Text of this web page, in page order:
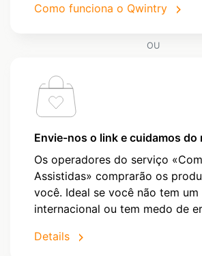
Como funciona o Qwintry
OU
Envie-nos o link e cuidamos do
Os operadores do serviço
Assistidas» comprarão os
você. Ideal se você não tem
internacional ou tem medo de
Details